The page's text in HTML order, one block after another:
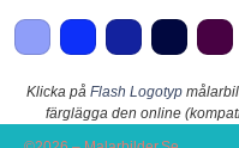
Klicka på Flash Logotyp
färglägga den online